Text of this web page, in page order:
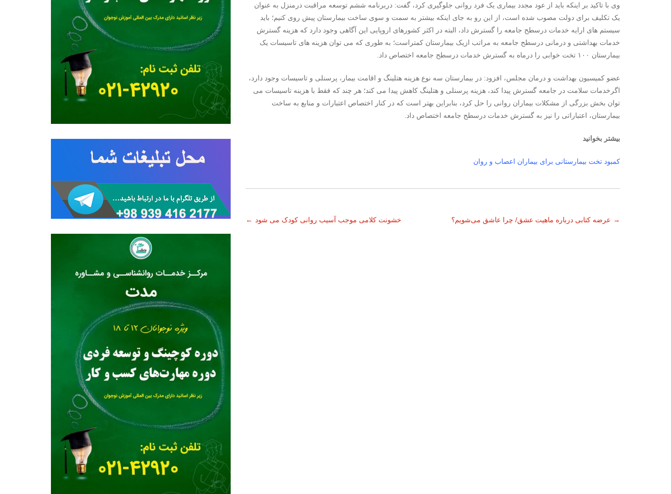
وی با تاکید بر اینکه باید از عود مجدد بیماری یک فرد روانی جلوگیری کرد، گفت: دربرنامه ششم توسعه مراقبت درمنزل به عنوان
یک تکلیف برای دولت مصوب شده است، از این رو به جای اینکه بیشتر به سمت و سوی ساخت بیمارستان پیش روی کنیم؛ باید
سیستم های ارایه خدمات درسطح جامعه را گسترش داد، البته در اکثر کشورهای اروپایی این آگاهی وجود دارد که هزینه گسترش
خدمات بهداشتی و درمانی درسطح جامعه به مراتب ازیک بیمارستان کمتراست؛ به طوری که می توان هزینه های تاسیسات یک
بیمارستان ۱۰۰ تخت خوابی را درماه به گسترش خدمات درسطح جامعه اختصاص داد.
عضو کمیسیون بهداشت و درمان مجلس، افزود: در بیمارستان سه نوع هزینه هتلینگ و اقامت بیمار، پرسنلی و تاسیسات وجود دارد،
اگرخدمات سلامت در جامعه گسترش پیدا کند، هزینه پرسنلی و هتلینگ کاهش پیدا می کند؛ هر چند که فقط با هزینه تاسیسات می
توان بخش بزرگی از مشکلات بیماران روانی را حل کرد، بنابراین بهتر است که در کنار اختصاص اعتبارات و منابع به ساخت
بیمارستان، اعتباراتی را نیز به گسترش خدمات درسطح جامعه اختصاص داد.
بیشتر بخوانید
کمبود تخت بیمارستانی برای بیماران اعصاب و روان
ناوبری
← خشونت کلامی موجب آسیب روانی کودک می شود عرضه کتابی درباره ماهیت عشق/ چرا عاشق می‌شویم؟ →